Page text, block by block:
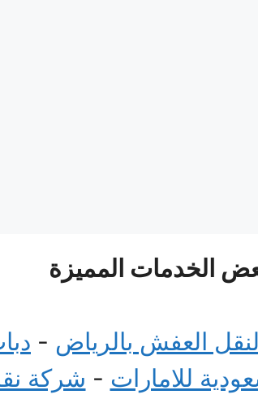
الخدمات المميزة
العفش بالرياض -
للامارات - شركة